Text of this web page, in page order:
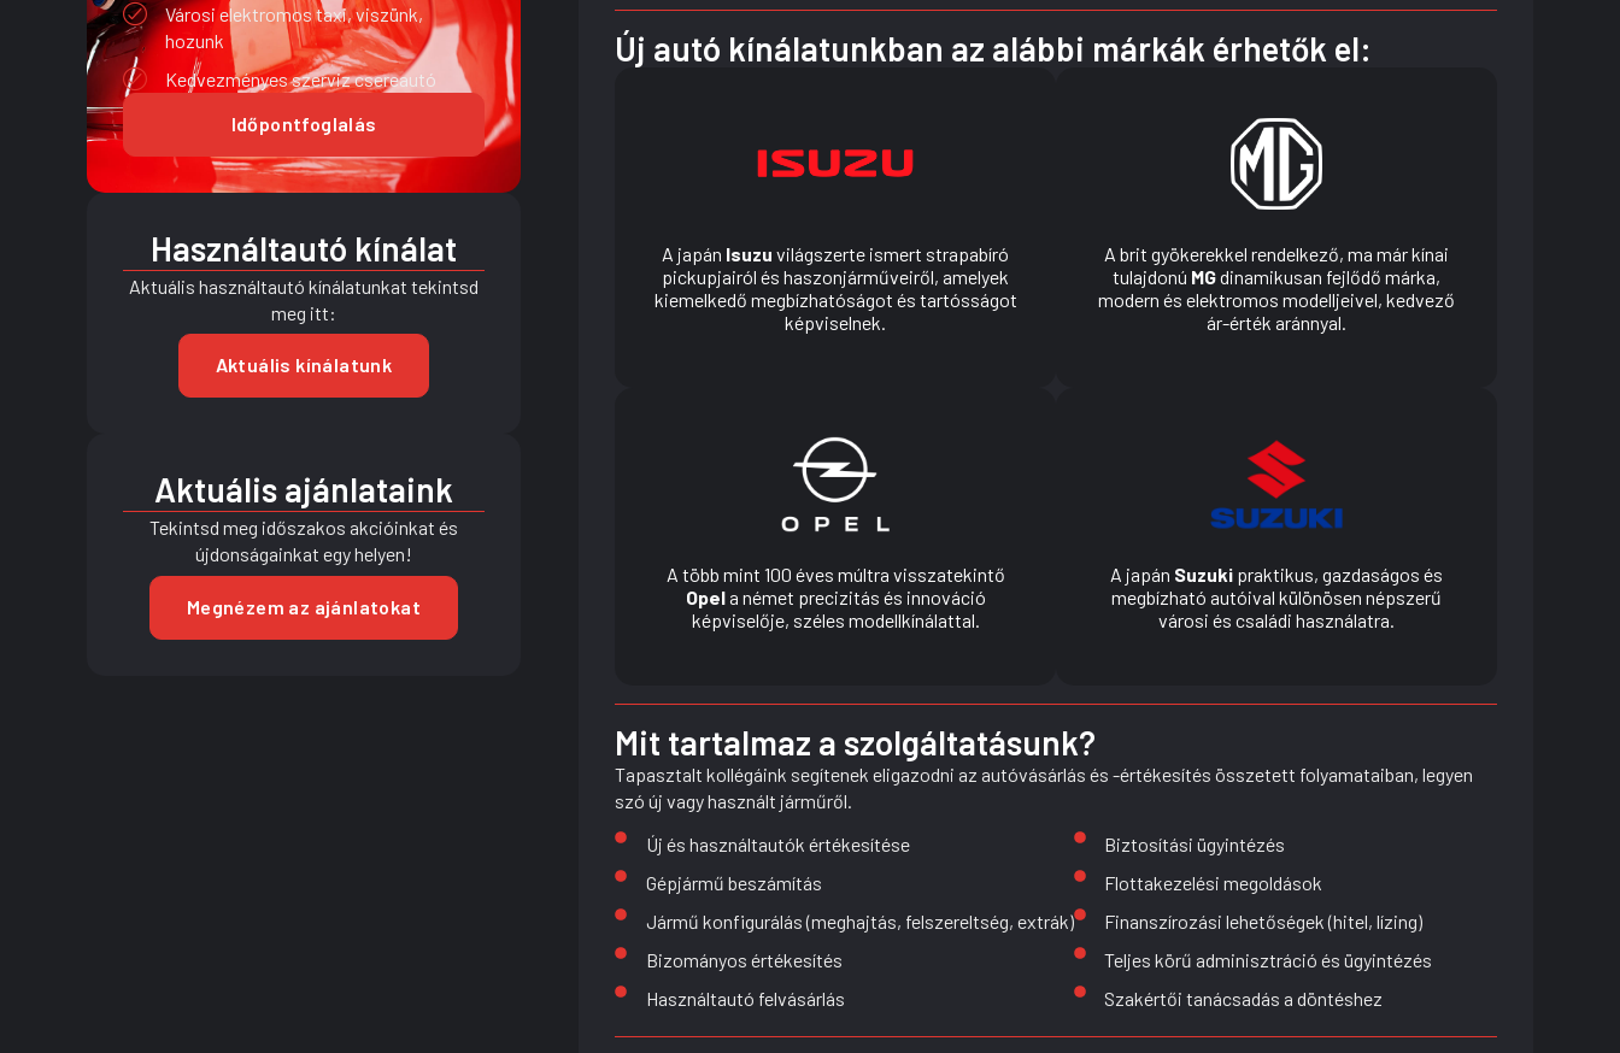
Városi elektromos taxi, viszünk,
hozunk
Kedvezményes szerviz csereautó
Időpontfoglalás
Használtautó kínálat
Aktuális használtautó kínálatunkat tekintsd
meg itt:
Aktuális kínálatunk
Aktuális ajánlataink
Tekintsd meg időszakos akcióinkat és
újdonságainkat egy helyen!
Megnézem az ajánlatokat
Új autó kínálatunkban az alábbi márkák érhetők el:
A japán Isuzu világszerte ismert strapabíró
pickupjairól és haszonjárműveiről, amelyek
kiemelkedő megbízhatóságot és tartósságot
képviselnek.
A brit gyökerekkel rendelkező, ma már kínai
tulajdonú MGdinamikusan fejlődő márka,
modern és elektromos modelljeivel, kedvező
ár-érték aránnyal.
A több mint 100 éves múltra visszatekintő
Opela német precizitás és innováció
képviselője, széles modellkínálattal.
A japán Suzuki praktikus, gazdaságos és
megbízható autóival különösen népszerű
városi és családi használatra.
Mit tartalmaz a szolgáltatásunk?
Tapasztalt kollégáink segítenek eligazodni az autóvásárlás és -értékesítés összetett folyamataiban, legyen
szó új vagy használt járműről.
Új és használtautók értékesítése
Gépjármű beszámítás
Jármű konfigurálás (meghajtás, felszereltség, extrák)
Bizományos értékesítés
Használtautó felvásárlás
Biztosítási ügyintézés
Flottakezelési megoldások
Finanszírozási lehetőségek (hitel, lízing)
Teljes körű adminisztráció és ügyintézés
Szakértői tanácsadás a döntéshez